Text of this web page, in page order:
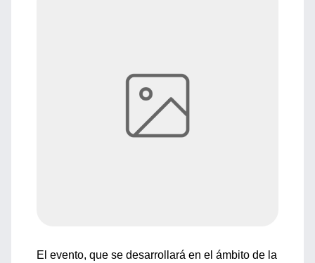
El evento, que se desarrollará en el ámbito de la